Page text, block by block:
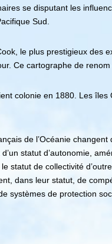
se disputant les
Sud.
le plus prestigieux des
Ce cartographe de
colonie en 1880. Les
de l’Océanie
statut d’autonomie,
statut de collectivité
dans leur statut, de
systèmes de protection